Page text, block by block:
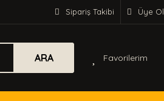
Sipariş Takibi Üye Ol
ARA Favorilerim